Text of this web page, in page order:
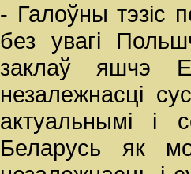
- Галоўны тэзіс
без увагі
заклаў яшчэ
незалежнасці
актуальнымі
Беларусь як